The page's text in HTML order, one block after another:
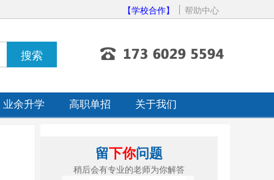
【学校合作】 帮助中心
业余升学 高职单招 关于我们
留下你问题
稍后会有专业的老师为你解答